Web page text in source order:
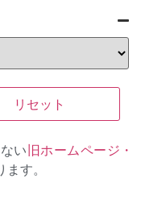
リセット
い 旧ホームページ・
す。